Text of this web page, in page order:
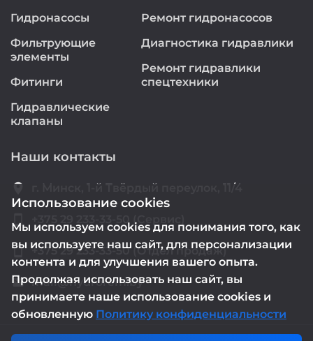
Гидронасосы
Фильтрующие
элементы
Фитинги
Гидравлические
клапаны
Ремонт гидронасосов
Диагностика гидравлики
Ремонт гидравлики
спецтехники
Наши контакты
location_on г. Минск, 1-й Твёрдый переулок, 11/4
smartphone +375 29 233-33-50 (Сервис)
smartphone +375 29 233-33-50 (Отдел продаж)
email mail@hydrorem.by
Использование cookies
Мы используем cookies для понимания того, как
вы используете наш сайт, для персонализации
контента и для улучшения вашего опыта.
Продолжая использовать наш сайт, вы
принимаете наше использование cookies и
обновленную Политику конфиденциальности